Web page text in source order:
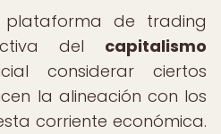
plataforma de trading
del capitalismo
considerar ciertos
la alineación con los
corriente económica.